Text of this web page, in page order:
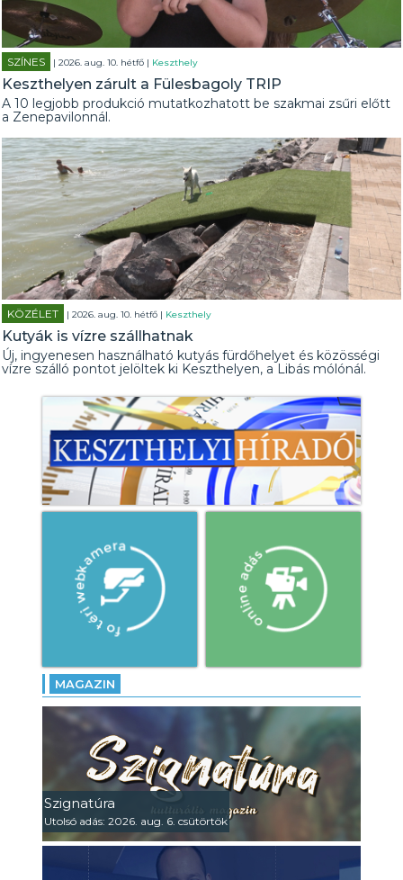
SZÍNES | 2026. aug. 10. hétfő | Keszthely
Keszthelyen zárult a Fülesbagoly TRIP
A 10 legjobb produkció mutatkozhatott be szakmai zsűri előtt
a Zenepavilonnál.
KÖZÉLET | 2026. aug. 10. hétfő | Keszthely
Kutyák is vízre szállhatnak
Új, ingyenesen használható kutyás fürdőhelyet és közösségi
vízre szálló pontot jelöltek ki Keszthelyen, a Libás mólónál.
MAGAZIN
Szignatúra
Utolsó adás: 2026. aug. 6. csütörtök